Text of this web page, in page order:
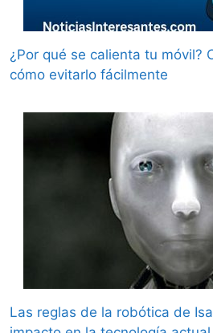
¿Por qué se calienta tu móvil?
cómo evitarlo fácilmente
Las reglas de la robótica de